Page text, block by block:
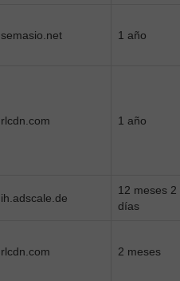
.semasio.net 1 año
.rlcdn.com 1 año
.ih.adscale.de
12 meses 2
días
.rlcdn.com 2 meses